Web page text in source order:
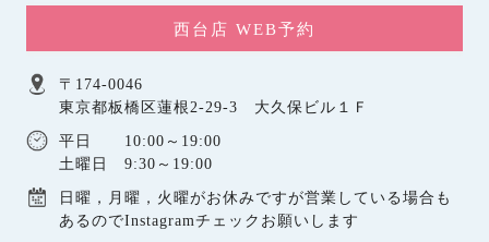
西台店 WEB予約
〒174-0046
東京都板橋区蓮根2-29-3 大久保ビル１Ｆ
平日 10:00～19:00
土曜日 9:30～19:00
日曜，月曜，火曜がお休みですが営業している場合も
あるのでInstagramチェックお願いします